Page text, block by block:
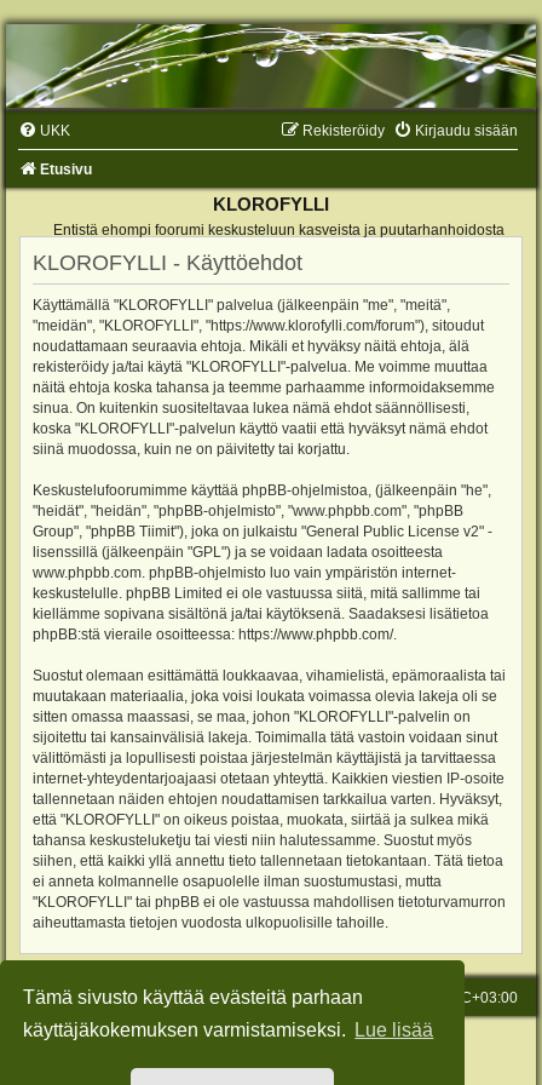
Tämä sivusto käyttää evästeitä parhaan
käyttäjäkokemuksen varmistamiseksi.
Lue lisää
UKK Kirjaudu sisään
Rekisteröidy
Etusivu
KLOROFYLLI
Entistä ehompi foorumi keskusteluun kasveista ja puutarhanhoidosta
KLOROFYLLI - Käyttöehdot
Käyttämällä "KLOROFYLLI" palvelua (jälkeenpäin "me", "meitä",
"meidän", "KLOROFYLLI", "https://www.klorofylli.com/forum"), sitoudut
noudattamaan seuraavia ehtoja. Mikäli et hyväksy näitä ehtoja, älä
rekisteröidy ja/tai käytä "KLOROFYLLI"-palvelua. Me voimme muuttaa
näitä ehtoja koska tahansa ja teemme parhaamme informoidaksemme
sinua. On kuitenkin suositeltavaa lukea nämä ehdot säännöllisesti,
koska "KLOROFYLLI"-palvelun käyttö vaatii että hyväksyt nämä ehdot
siinä muodossa, kuin ne on päivitetty tai korjattu.
Keskustelufoorumimme käyttää phpBB-ohjelmistoa, (jälkeenpäin "he",
"heidät", "heidän", "phpBB-ohjelmisto", "www.phpbb.com", "phpBB
Group", "phpBB Tiimit"), joka on julkaistu "General Public License v2" -
lisenssillä (jälkeenpäin "GPL") ja se voidaan ladata osoitteesta
www.phpbb.com . phpBB-ohjelmisto luo vain ympäristön internet-
keskustelulle. phpBB Limited ei ole vastuussa siitä, mitä sallimme tai
kiellämme sopivana sisältönä ja/tai käytöksenä. Saadaksesi lisätietoa
phpBB:stä vieraile osoitteessa: https://www.phpbb.com/.
Suostut olemaan esittämättä loukkaavaa, vihamielistä, epämoraalista tai
muutakaan materiaalia, joka voisi loukata voimassa olevia lakeja oli se
sitten omassa maassasi, se maa, johon "KLOROFYLLI"-palvelin on
sijoitettu tai kansainvälisiä lakeja. Toimimalla tätä vastoin voidaan sinut
välittömästi ja lopullisesti poistaa järjestelmän käyttäjistä ja tarvittaessa
internet-yhteydentarjoajaasi otetaan yhteyttä. Kaikkien viestien IP-osoite
tallennetaan näiden ehtojen noudattamisen tarkkailua varten. Hyväksyt,
että "KLOROFYLLI" on oikeus poistaa, muokata, siirtää ja sulkea mikä
tahansa keskusteluketju tai viesti niin halutessamme. Suostut myös
siihen, että kaikki yllä annettu tieto tallennetaan tietokantaan. Tätä tietoa
ei anneta kolmannelle osapuolelle ilman suostumustasi, mutta
"KLOROFYLLI" tai phpBB ei ole vastuussa mahdollisen tietoturvamurron
aiheuttamasta tietojen vuodosta ulkopuolisille tahoille.
Etusivu Kaikki ajat ovat UTC+03:00
Viesti Ylläpidolle
Keskustelufoorumin ohjelmistophpBB® Forum Software © phpBB Limited